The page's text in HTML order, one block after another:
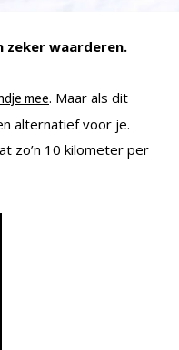
zeker waarderen.
mee. Maar als dit
alternatief voor je.
zo’n 10 kilometer per